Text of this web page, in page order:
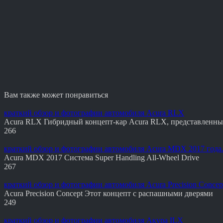
Вам также может понравиться
краткий обзор и фотографии автомобиля Acura RLX
Acura RLX Гибридный концепт-кар Acura RLX,
266
краткий обзор и фотографии автомобиля Acura MDX 2017 года.
Acura MDX 2017 Система Super Handling All-Wheel Drive
267
краткий обзор и фотографии автомобиля Acura Precision
Acura Precision Concept Этот концепт с распашными дверями
249
краткий обзор и фотографии автомобиля Акура ILX